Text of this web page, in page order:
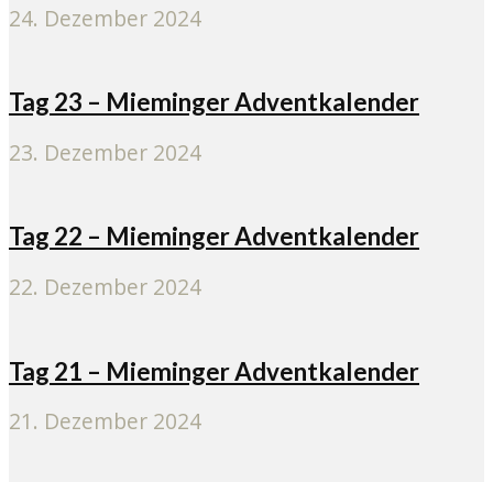
24. Dezember 2024
Tag 23 – Mieminger Adventkalender
23. Dezember 2024
Tag 22 – Mieminger Adventkalender
22. Dezember 2024
Tag 21 – Mieminger Adventkalender
21. Dezember 2024